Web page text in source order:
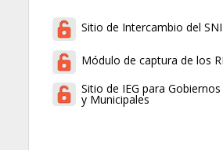
Sitio de Intercambio del
Módulo de captura de los
Sitio de IEG para
y Municipales